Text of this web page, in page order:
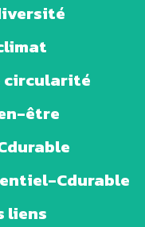
circularité
être
Cdurable
liens